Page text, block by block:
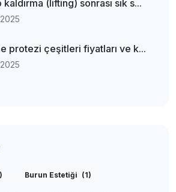
kaldırma (lifting) sonrası sık s...
protezi çeşitleri fiyatları ve k...
Burun Estetiği (1)